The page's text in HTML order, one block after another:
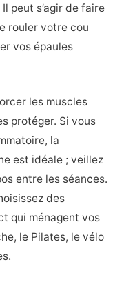
peut s’agir de faire
rouler votre cou
vos épaules
les muscles
protéger. Si vous
la
est idéale ; veillez
entre les séances.
des
qui ménagent vos
le Pilates, le vélo